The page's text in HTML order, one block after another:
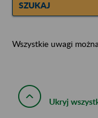
SZUKAJ
Wszystkie uwagi
Ukryj